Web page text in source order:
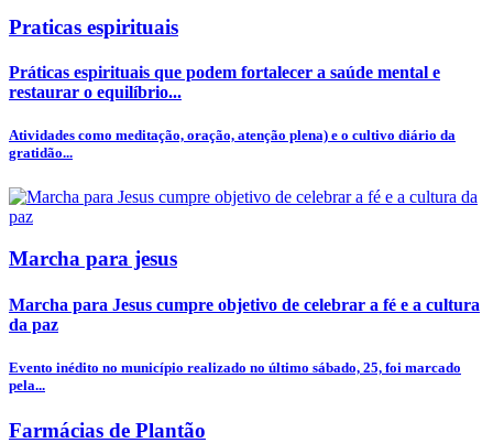
Praticas espirituais
Práticas espirituais que podem fortalecer a saúde mental e
restaurar o equilíbrio...
Atividades como meditação, oração, atenção plena) e o cultivo diário da
gratidão...
Marcha para jesus
Marcha para Jesus cumpre objetivo de celebrar a fé e a cultura
da paz
Evento inédito no município realizado no último sábado, 25, foi marcado
pela...
Farmácias de Plantão